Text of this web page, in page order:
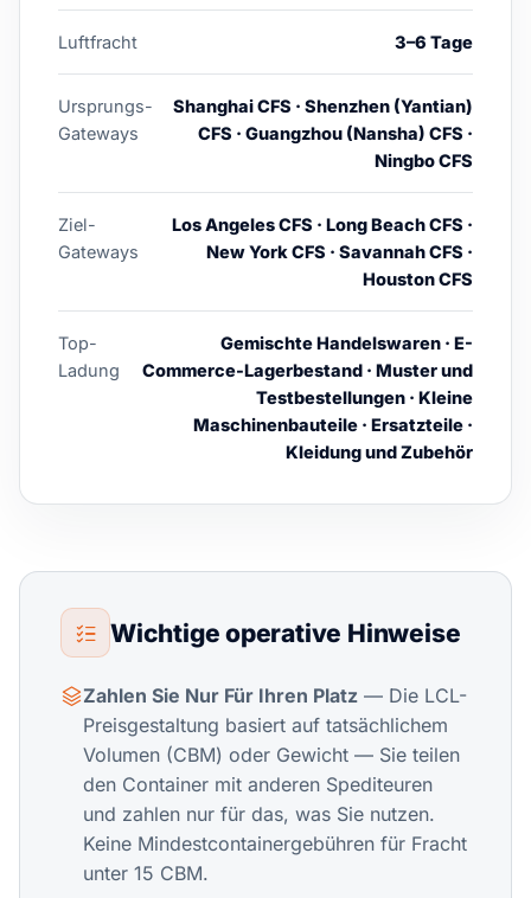
Luftfracht 3–6 Tage
Ursprungs-
Gateways
Shanghai CFS · Shenzhen (Yantian)
CFS · Guangzhou (Nansha) CFS ·
Ningbo CFS
Ziel-
Gateways
Los Angeles CFS · Long Beach CFS ·
New York CFS · Savannah CFS ·
Houston CFS
Top-
Ladung
Gemischte Handelswaren · E-
Commerce-Lagerbestand · Muster und
Testbestellungen · Kleine
Maschinenbauteile · Ersatzteile ·
Kleidung und Zubehör
Wichtige operative Hinweise
Zahlen Sie Nur Für Ihren Platz — Die LCL-
Preisgestaltung basiert auf tatsächlichem
Volumen (CBM) oder Gewicht — Sie teilen
den Container mit anderen Spediteuren
und zahlen nur für das, was Sie nutzen.
Keine Mindestcontainergebühren für Fracht
unter 15 CBM.